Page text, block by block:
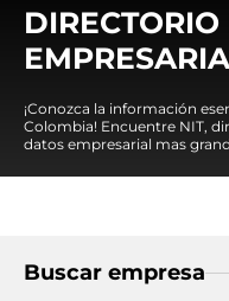
¡Conozca la información
Colombia! Encuentre NIT,
datos empresarial mas
Buscar empresa